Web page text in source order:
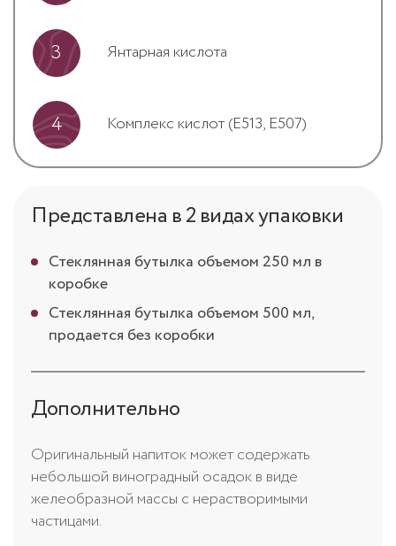
3 Янтарная кислота
4 Комплекс кислот (E513, E507)
Представлена в 2 видах упаковки
Стеклянная бутылка объемом 250 мл в
коробке
Стеклянная бутылка объемом 500 мл,
продается без коробки
Дополнительно
Оригинальный напиток может содержать
небольшой виноградный осадок в виде
желеобразной массы с нерастворимыми
частицами.